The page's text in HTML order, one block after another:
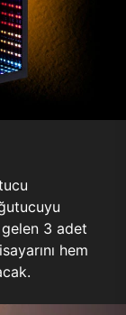
3 adet
hem